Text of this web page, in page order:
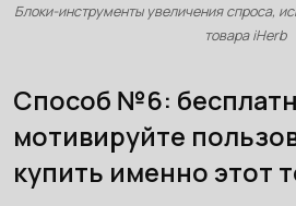
Блоки-инструменты увеличения спроса,
товара iHerb
Способ №6:
мотивируйте
купить именно этот